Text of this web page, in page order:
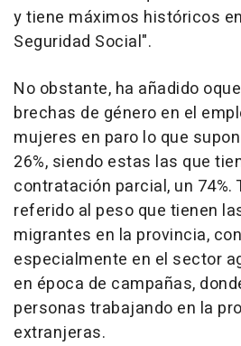
y tiene máximos históricos
Seguridad Social".
No obstante, ha añadido
brechas de género en el
mujeres en paro lo que
26%, siendo estas las que
contratación parcial, un 74%.
referido al peso que tienen
migrantes en la provincia,
especialmente en el sector
en época de campañas,
personas trabajando en la
extranjeras.